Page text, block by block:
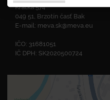
Krátka 574
049 51, Brzotín časť Bak
E-mail: meva.sk@meva.eu
IČO: 31681051
IČ DPH: SK2020500724